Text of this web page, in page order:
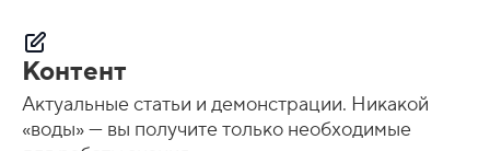
Контент
Актуальные статьи и демонстрации. Никакой
«воды» — вы получите только необходимые